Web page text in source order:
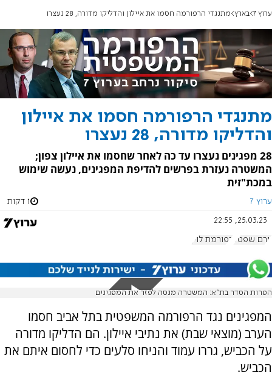
ערוץ 7 בארץ מתנגדי הרפורמה חסמו את איילון והדליקו מדורה, 28 נעצרו
מתנגדי הרפורמה חסמו את איילון
והדליקו מדורה, 28 נעצרו
28 מפגינים נעצרו עד כה לאחר שחסמו את איילון צפון;
המשטרה נעזרת בפרשים להדיפת המפגינים, נעשה שימוש
במכת"זית
ערוץ 7 1 דקות
25.03.23, 22:55
יורם שפטל רפורמת לוין
הפרות הסדר בת"א: המשטרה מנסה לפזר את המפגינים
המפגינים נגד הרפורמה המשפטית בתל אביב חסמו
הערב (מוצאי שבת) את נתיבי איילון. הם הדליקו מדורה
על הכביש, גררו עמוד והניחו סלעים כדי לחסום איתם את
הכביש.